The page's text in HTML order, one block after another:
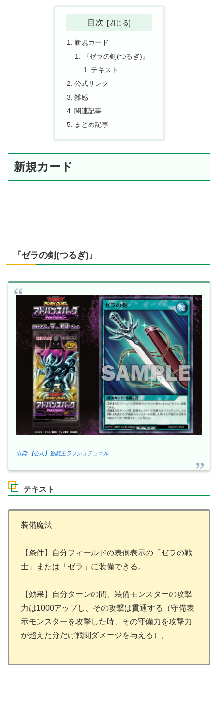
目次
新規カード
『ゼラの剣(つるぎ)』
テキスト
公式リンク
雑感
関連記事
まとめ記事
新規カード
『ゼラの剣(つるぎ)』
出典:【公式】遊戯王ラッシュデュエル
テキスト
装備魔法
【条件】自分フィールドの表側表示の「ゼラの戦
士」または「ゼラ」に装備できる。
【効果】自分ターンの間、装備モンスターの攻撃
力は1000アップし、その攻撃は貫通する（守備表
示モンスターを攻撃した時、その守備力を攻撃力
が超えた分だけ戦闘ダメージを与える）。